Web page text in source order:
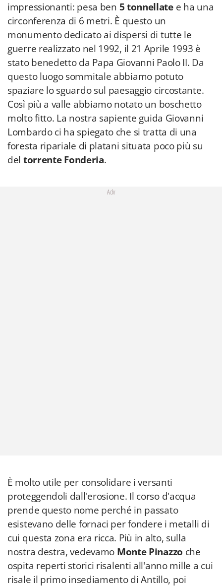
impressionanti: pesa ben 5 tonnellatee ha una
circonferenza di 6 metri. È questo un
monumento dedicato ai dispersi di tutte le
guerre realizzato nel 1992, il 21 Aprile 1993 è
stato benedetto da Papa Giovanni Paolo II. Da
questo luogo sommitale abbiamo potuto
spaziare lo sguardo sul paesaggio circostante.
Così più a valle abbiamo notato un boschetto
molto fitto. La nostra sapiente guida Giovanni
Lombardo ci ha spiegato che si tratta di una
foresta ripariale di platani situata poco più su
del torrente Fonderia.
Adv
È molto utile per consolidare i versanti
proteggendoli dall'erosione. Il corso d'acqua
prende questo nome perché in passato
esistevano delle fornaci per fondere i metalli di
cui questa zona era ricca. Più in alto, sulla
nostra destra, vedevamo Monte Pinazzo che
ospita reperti storici risalenti all'anno mille a cui
risale il primo insediamento di Antillo, poi